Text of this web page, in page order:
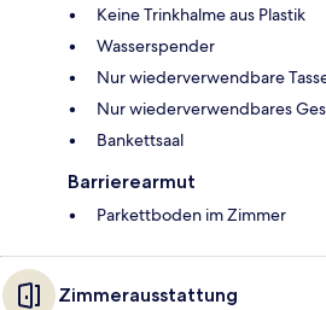
Keine Trinkhalme aus Plastik
Wasserspender
Nur wiederverwendbare
Nur wiederverwendbares
Bankettsaal
Barrierearmut
Parkettboden im Zimmer
Zimmerausstattung